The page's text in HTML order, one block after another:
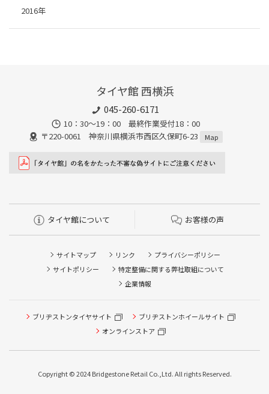
2016年
タイヤ館 西横浜
045-260-6171
10：30～19：00 最終作業受付18：00
〒220-0061 神奈川県横浜市西区久保町6-23
Map
タイヤ館について お客様の声
サイトマップ リンク
プライバシーポリシー
サイトポリシー
特定整備に関する弊社取組について
企業情報
ブリヂストンタイヤサイト
ブリヂストンホイールサイト
オンラインストア
Copyright © 2024 Bridgestone Retail Co.,Ltd. All rights Reserved.
タイヤ点検・安全点検/タイヤ履き替え/オイル交換/その他
ピット作業の予約
本日のタイヤ履き替え順番待ち予約 ※クローク契約会員の